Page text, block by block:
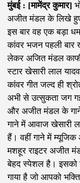
मुंबई : [मामेंद्र कुमार]
अजीत मंडल के लिखे हुए
इस बार वह एक बड़ा
कांवर भजन पहली बार
लेकर अजित मंडल
स्टार खेसारी लाल
कांवर गीत जल्द ही
अभी से उत्सुकता जग
और अजीत मंडल के
गाने में आवाज खेसारी
हैं। वहीं गाने में म्यूजिक
मशहूर राइटर अजीत
बेहद स्पेशल है। इसको
गाया है जो आपको